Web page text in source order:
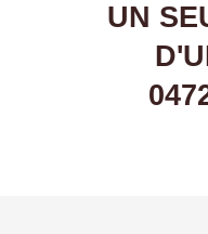
UN